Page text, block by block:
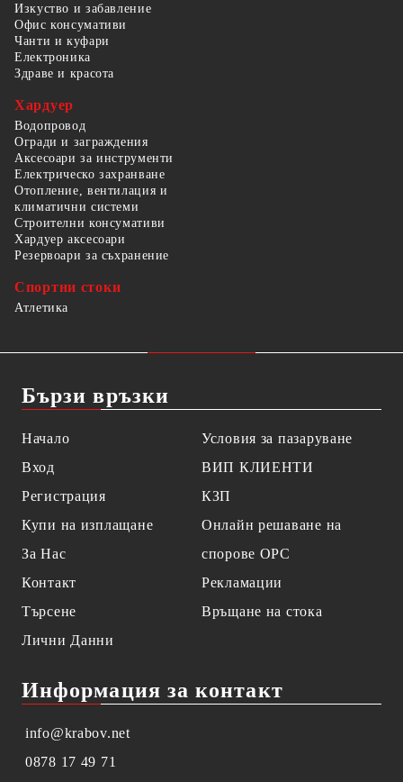
Изкуство и забавление
Офис консумативи
Чанти и куфари
Електроника
Здраве и красота
Хардуер
Водопровод
Огради и заграждения
Аксесоари за инструменти
Електрическо захранване
Отопление, вентилация и
климатични системи
Строителни консумативи
Хардуер аксесоари
Резервоари за съхранение
Спортни стоки
Атлетика
Бързи връзки
Начало
Вход
Регистрация
Купи на изплащане
За Нас
Контакт
Търсене
Лични Данни
Условия за пазаруване
ВИП КЛИЕНТИ
КЗП
Онлайн решаване на
спорове OPC
Рекламации
Връщане на стока
Информация за контакт
info@krabov.net
0878 17 49 71